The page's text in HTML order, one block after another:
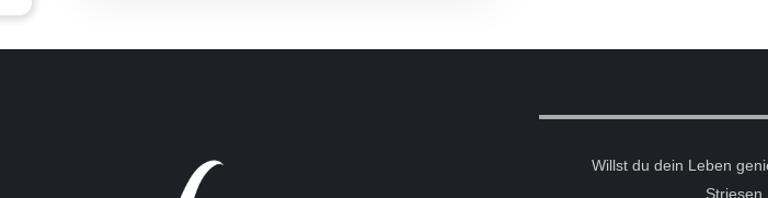
Willst du dein Leben
Striesen.